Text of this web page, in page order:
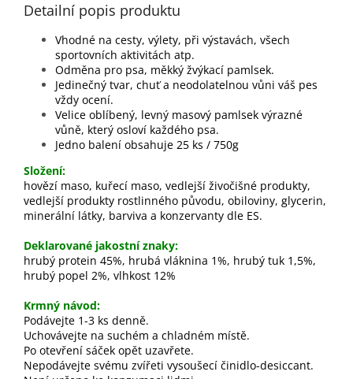
Detailní popis produktu
Vhodné na cesty, výlety, při výstavách, všech
sportovních aktivitách atp.
Odměna pro psa, měkký žvýkací pamlsek.
Jedinečný tvar, chuť a neodolatelnou vůni váš pes
vždy ocení.
Velice oblíbený, levný masový pamlsek výrazné
vůně, který osloví každého psa.
Jedno balení obsahuje 25 ks / 750g
Složení:
hovězí maso, kuřecí maso, vedlejší živočišné produkty,
vedlejší produkty rostlinného původu, obiloviny, glycerin,
minerální látky, barviva a konzervanty dle ES.
Deklarované jakostní znaky:
hrubý protein 45%, hrubá vláknina 1%, hrubý tuk 1,5%,
hrubý popel 2%, vlhkost 12%
Krmný návod:
Podávejte 1-3 ks denně.
Uchovávejte na suchém a chladném místě.
Po otevření sáček opět uzavřete.
Nepodávejte svému zvířeti vysoušecí činidlo-desiccant.